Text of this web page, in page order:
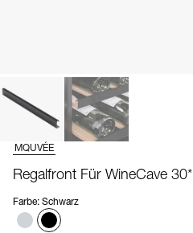
MQUVÉE
Regalfront Für WineCave 30*
Farbe: Schwarz